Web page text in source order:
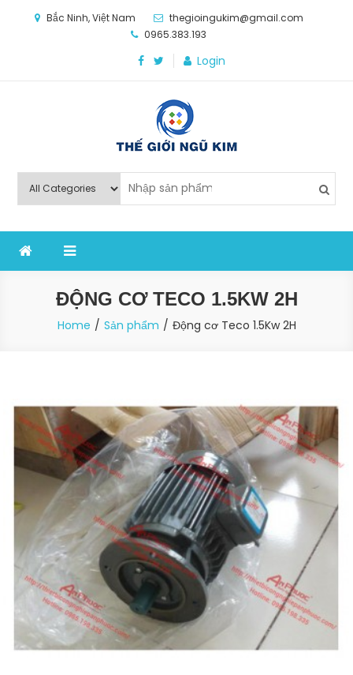
Bắc Ninh, Việt Nam
thegioingukim@gmail.com
0965.383.193
Login
Thế Giới Ngũ Kim
nghiệp sản xuất
ĐỘNG CƠ TECO 1.5KW 2H
Home Sản phẩm Động cơ Teco 1.5Kw 2H